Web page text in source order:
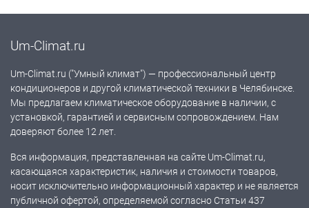
Um-Climat.ru
Um-Climat.ru ("Умный климат") — профессиональный центр
кондиционеров и другой климатической техники в Челябинске.
Мы предлагаем климатическое оборудование в наличии, с
установкой, гарантией и сервисным сопровождением. Нам
доверяют более 12 лет.
Вся информация, представленная на сайте Um-Climat.ru,
касающаяся характеристик, наличия и стоимости товаров,
носит исключительно информационный характер и не является
публичной офертой, определяемой согласно Статьи 437